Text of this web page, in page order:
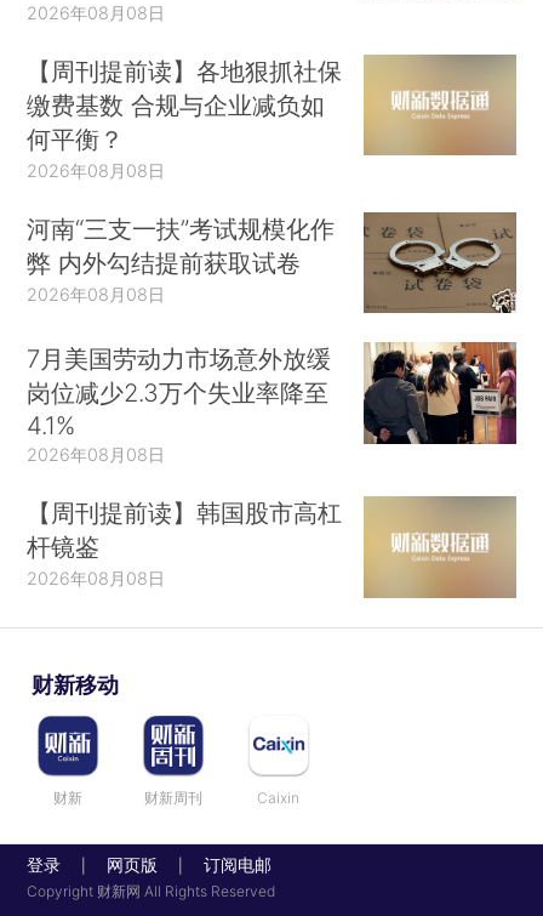
2026年08月08日
【周刊提前读】各地狠抓社保
缴费基数 合规与企业减负如
何平衡？
2026年08月08日
河南“三支一扶”考试规模化作
弊 内外勾结提前获取试卷
2026年08月08日
7月美国劳动力市场意外放缓
岗位减少2.3万个失业率降至
4.1%
2026年08月08日
【周刊提前读】韩国股市高杠
杆镜鉴
2026年08月08日
财新移动
财新 财新周刊 Caixin
登录 网页版 订阅电邮
Copyright 财新网 All Rights Reserved